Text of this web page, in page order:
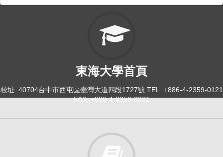
東海大學首頁
校址: 40704台中市西屯區臺灣大道四段1727號 TEL: +886-4-2359-0121
FAX: +886-4-2359-0361